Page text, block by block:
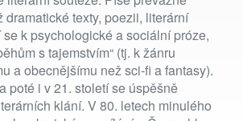
dramatické texty, poezii, literární
k psychologické a sociální próze,
s tajemstvím“ (tj. k žánru
a obecnějšímu než sci-fi a fantasy).
poté i v 21. století se úspěšně
klání. V 80. letech minulého